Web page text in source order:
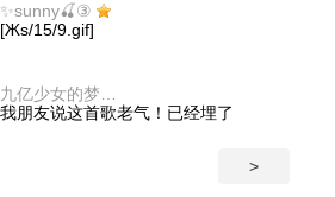
✨sunny🍒③
[Жs/15/9.gif]
我朋友说这首歌老气！已经埋了
>